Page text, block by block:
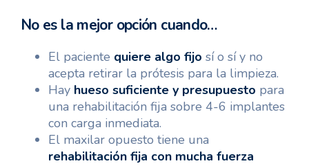
No es la mejor opción cuando…
El paciente quiere algo fijo sí o sí y no
acepta retirar la prótesis para la limpieza.
Hay hueso suficiente y presupuesto para
una rehabilitación fija sobre 4-6 implantes
con carga inmediata.
El maxilar opuesto tiene una
rehabilitación fija con mucha fuerza